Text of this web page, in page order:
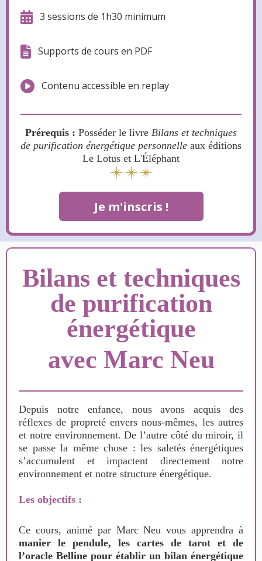
3 sessions de 1h30 minimum
Supports de cours en PDF
Contenu accessible en replay
Prérequis : Posséder le livre Bilans et techniques
de purification énergétique personnelle aux éditions
Le Lotus et L'Éléphant
Je m'inscris !
Bilans et techniques
de purification
énergétique
avec Marc Neu
Depuis notre enfance, nous avons acquis des
réflexes de propreté envers nous-mêmes, les autres
et notre environnement. De l’autre côté du miroir, il
se passe la même chose : les saletés énergétiques
s’accumulent et impactent directement notre
environnement et notre structure énergétique.
Les objectifs :
Ce cours, animé par Marc Neu vous apprendra à
manier le pendule, les cartes de tarot et de
l’oracle Belline pour établir un bilan énergétique